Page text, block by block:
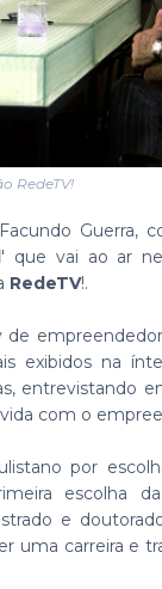
RedeTV!
Guerra,
' que vai ao ar
RedeTV!.
de
exibidos na
entrevistando
com o
por
escolha da
e
uma carreira e